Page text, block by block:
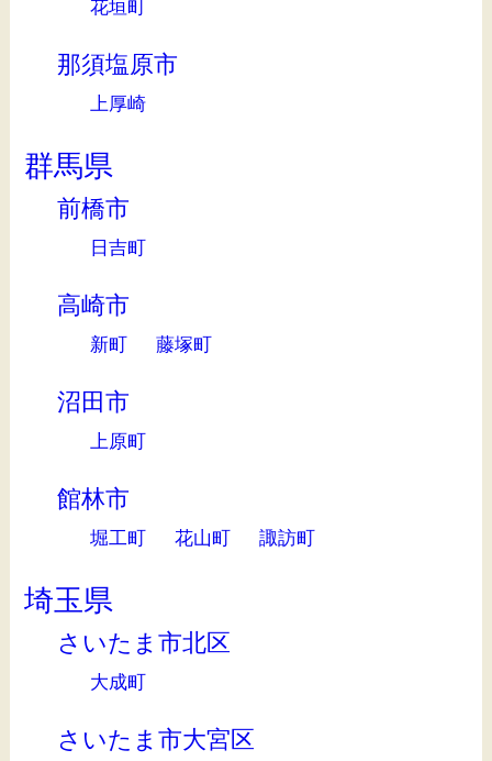
花垣町
那須塩原市
上厚崎
群馬県
前橋市
日吉町
高崎市
新町 藤塚町
沼田市
上原町
館林市
堀工町 花山町 諏訪町
埼玉県
さいたま市北区
大成町
さいたま市大宮区